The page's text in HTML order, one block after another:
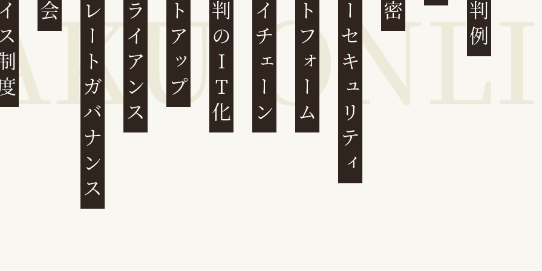
コーポレートガバナンス サイバーセキュリティ